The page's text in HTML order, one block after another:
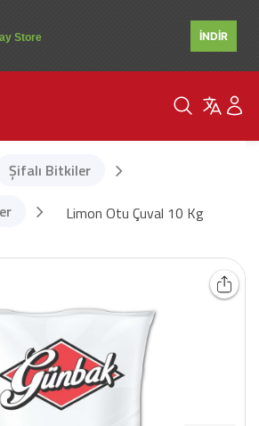
Store
İNDİR
Şifalı Bitkiler
Limon Otu Çuval 10 Kg